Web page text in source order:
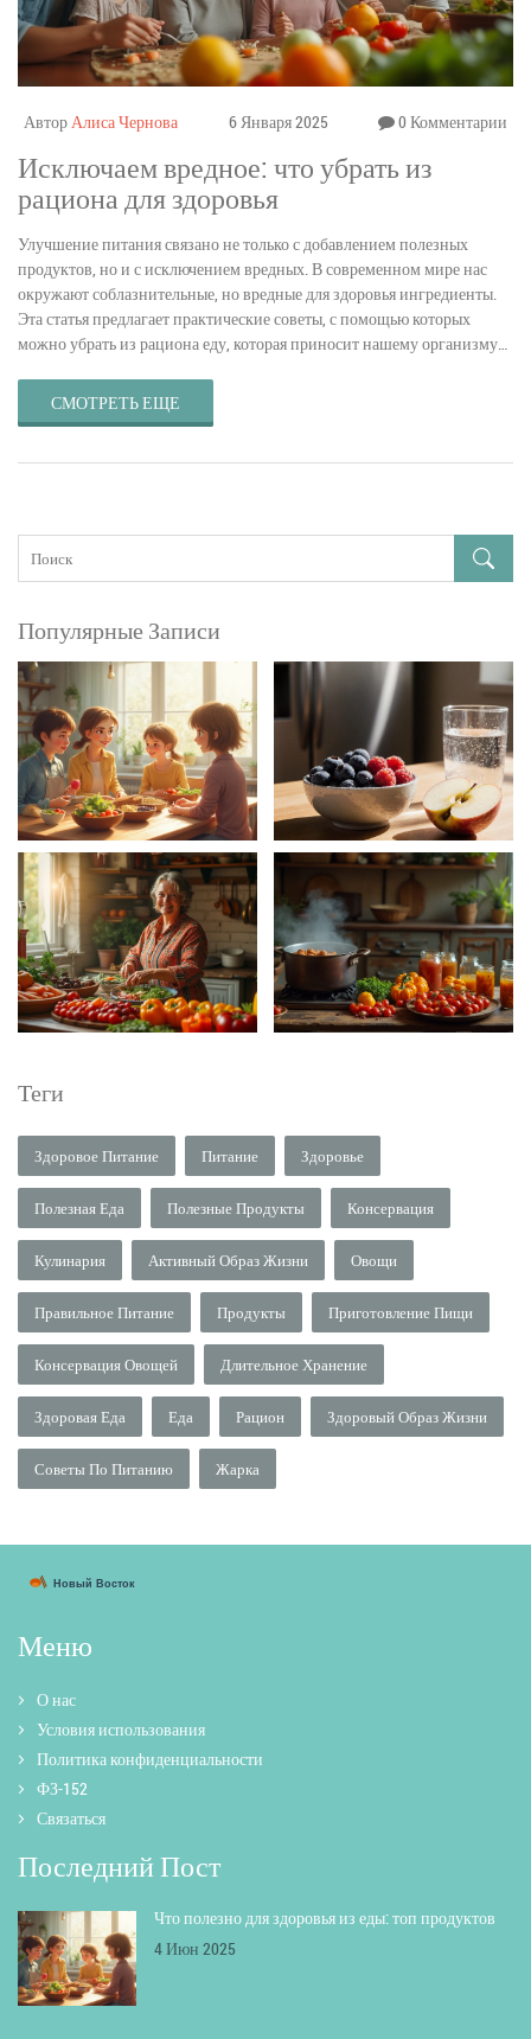
АвторАлиса Чернова 6 Января 2025 0 Комментарии
Исключаем вредное: что убрать из
рациона для здоровья
Улучшение питания связано не только с добавлением полезных
продуктов, но и с исключением вредных. В современном мире нас
окружают соблазнительные, но вредные для здоровья ингредиенты.
Эта статья предлагает практические советы, с помощью которых
можно убрать из рациона еду, которая приносит нашему организму
помогут вам чувствовать себя лучше и вести здоровый образ жизни.
СМОТРЕТЬ ЕЩЕ
Популярные Записи
Теги
Здоровое Питание Питание Здоровье
Полезная Еда Полезные Продукты Консервация
Кулинария Активный Образ Жизни Овощи
Правильное Питание Продукты Приготовление Пищи
Консервация Овощей Длительное Хранение
Здоровая Еда Еда Рацион Здоровый Образ Жизни
Советы По Питанию Жарка
Меню
О нас
Условия использования
Политика конфиденциальности
ФЗ-152
Связаться
Последний Пост
Что полезно для здоровья из еды: топ продуктов
4 Июн 2025